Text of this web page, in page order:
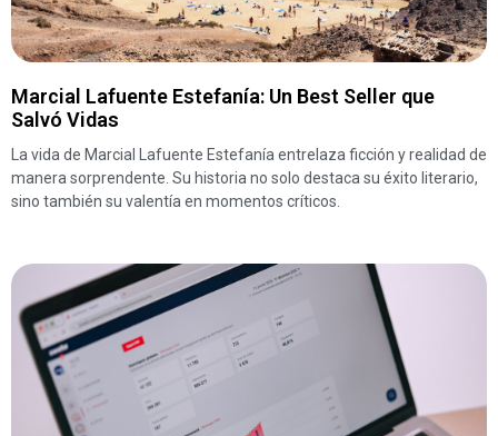
Marcial Lafuente Estefanía: Un Best Seller que
Salvó Vidas
La vida de Marcial Lafuente Estefanía entrelaza ficción y realidad de
manera sorprendente. Su historia no solo destaca su éxito literario,
sino también su valentía en momentos críticos.